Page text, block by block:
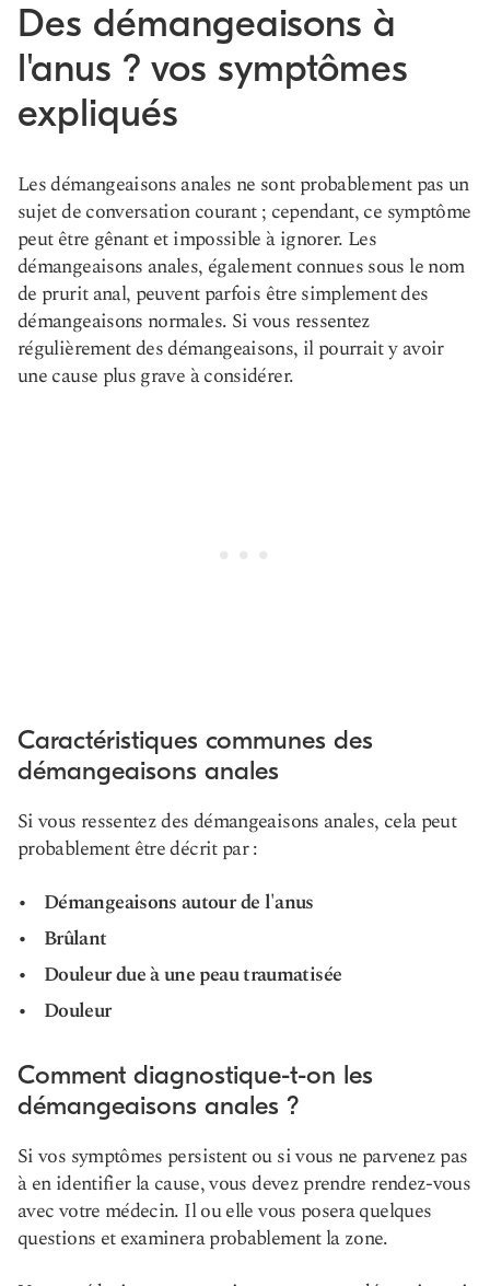
Des démangeaisons à
l'anus ? vos symptômes
expliqués
Les démangeaisons anales ne sont probablement pas un
sujet de conversation courant ; cependant, ce symptôme
peut être gênant et impossible à ignorer. Les
démangeaisons anales, également connues sous le nom
de prurit anal, peuvent parfois être simplement des
démangeaisons normales. Si vous ressentez
régulièrement des démangeaisons, il pourrait y avoir
une cause plus grave à considérer.
Caractéristiques communes des
démangeaisons anales
Si vous ressentez des démangeaisons anales, cela peut
probablement être décrit par :
Démangeaisons autour de l'anus
Brûlant
Douleur due à une peau traumatisée
Douleur
Comment diagnostique-t-on les
démangeaisons anales ?
Si vos symptômes persistent ou si vous ne parvenez pas
à en identifier la cause, vous devez prendre rendez-vous
avec votre médecin. Il ou elle vous posera quelques
questions et examinera probablement la zone.